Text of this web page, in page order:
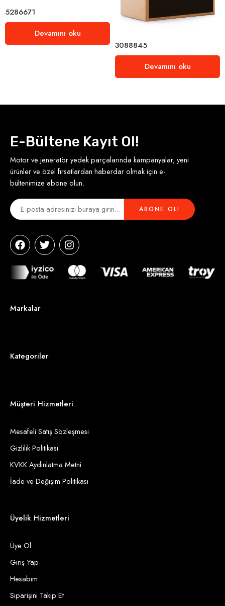
5286671
Devamını oku
3088845
Devamını oku
E-Bültene Kayıt Ol!
Motor ve jeneratör yedek parçalarında kampanyalar, yeni
ürünler ve özel fırsatlardan haberdar olmak için e-
bültenimize abone olun.
Markalar
Kategoriler
Müşteri Hizmetleri
Mesafeli Satış Sözleşmesi
Gizlilik Politikası
KVKK Aydınlatma Metni
İade ve Değişim Politikası
Üyelik Hizmetleri
Üye Ol
Giriş Yap
Hesabım
Siparişini Takip Et